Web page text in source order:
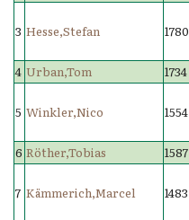
3 Hesse,Stefan 1780
4 Urban,Tom 1734
5 Winkler,Nico 1554
6 Röther,Tobias 1587
7 Kämmerich,Marcel 1483